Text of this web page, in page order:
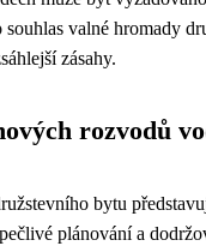
valné hromady
zásahy.
rozvodů
bytu
plánování a